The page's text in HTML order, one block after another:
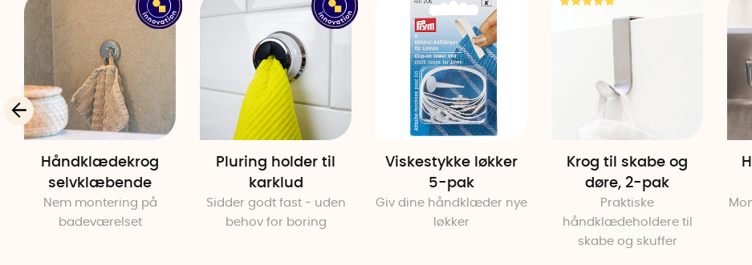
Svensk innovatør: Harald Hynell
Antal pr. pakke: 2
Håndklædekrog
selvklæbende
Nem montering på
badeværelset
Pluring holder til
karklud
Sidder godt fast - uden
behov for boring
Viskestykke løkker
5-pak
Giv dine håndklæder nye
løkker
Krog til skabe og
døre, 2-pak
Praktiske
håndklædeholdere til
skabe og skuffer